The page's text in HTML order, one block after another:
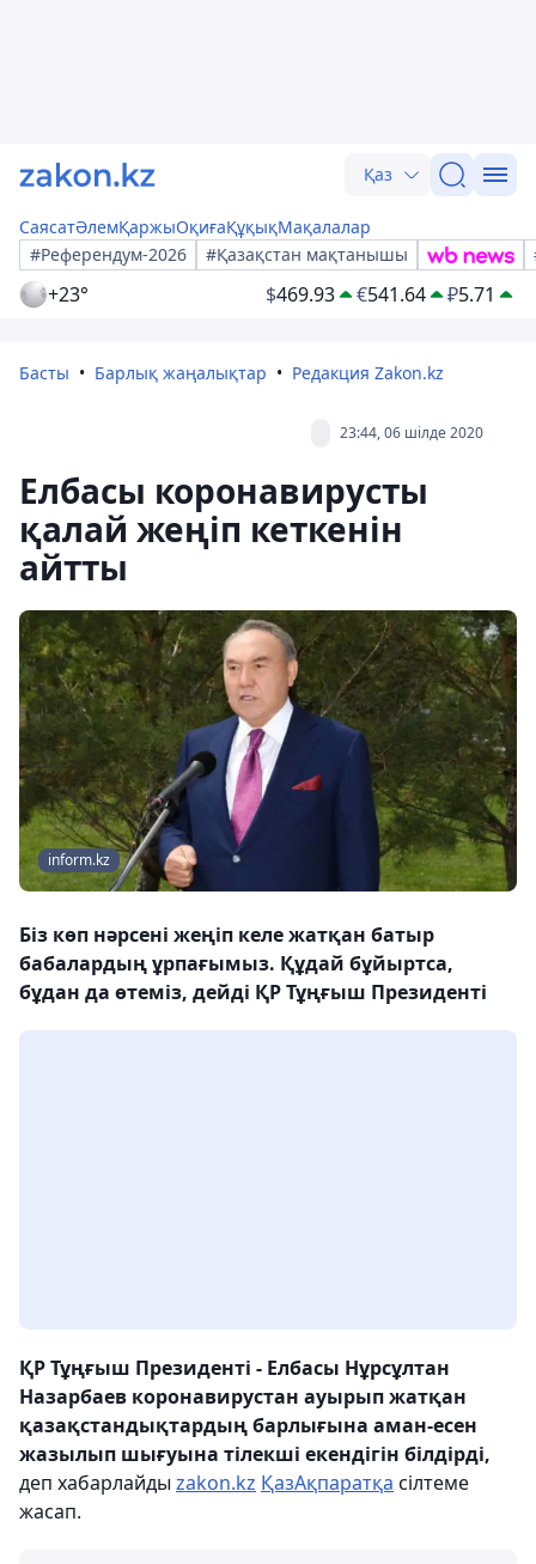
Қаз
СаясатӘлемҚаржыОқиғаҚұқықМақалалар
#Референдум-2026
#Қазақстан мақтанышы
+23° $469.93 €541.64 ₽5.71
Басты Барлық жаңалықтар Редакция Zakon.kz
23:44, 06 шілде 2020
Елбасы коронавирусты
қалай жеңіп кеткенін
айтты
inform.kz
Біз көп нәрсені жеңіп келе жатқан батыр
бабалардың ұрпағымыз. Құдай бұйыртса,
бұдан да өтеміз, дейді ҚР Тұңғыш Президенті
ҚР Тұңғыш Президенті - Елбасы Нұрсұлтан
Назарбаев коронавирустан ауырып жатқан
қазақстандықтардың барлығына аман-есен
жазылып шығуына тілекші екендігін білдірді,
деп хабарлайды zakon.kz ҚазАқпаратқа сілтеме
жасап.